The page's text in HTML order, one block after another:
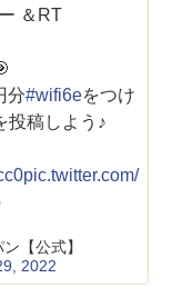
＆RT
分#wifi6eをつけ
投稿しよう♪
pic.twitter.com/
【公式】
2022